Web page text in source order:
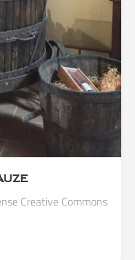
Creative Commons